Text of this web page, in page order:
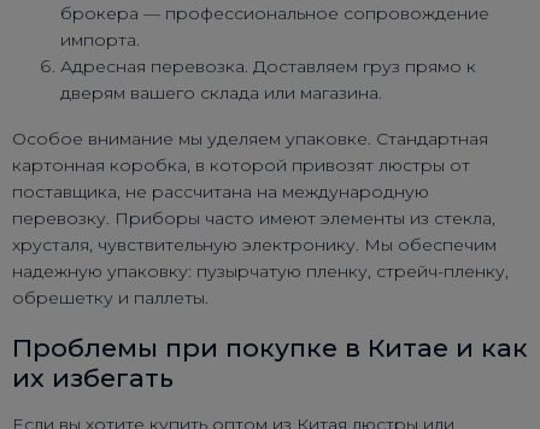
брокера — профессиональное сопровождение
импорта.
Адресная перевозка. Доставляем груз прямо к
дверям вашего склада или магазина.
Особое внимание мы уделяем упаковке. Стандартная
картонная коробка, в которой привозят люстры от
поставщика, не рассчитана на международную
перевозку. Приборы часто имеют элементы из стекла,
хрусталя, чувствительную электронику. Мы обеспечим
надежную упаковку: пузырчатую пленку, стрейч-пленку,
обрешетку и паллеты.
Проблемы при покупке в Китае и как
их избегать
Если вы хотите купить оптом из Китая люстры или